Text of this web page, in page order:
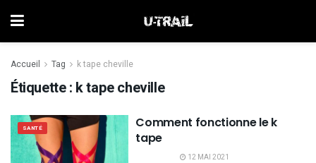
Accueil Tag k tape cheville
Étiquette : k tape cheville
SANTÉ
Comment fonctionne le k
tape
12 MAI 2021